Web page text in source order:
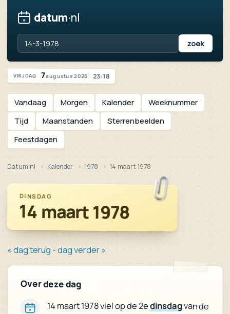
datum·nl
Vandaag is het vrijdag 7 augustus 2026
VRIJDAG 7augustus 2026 23:18
Vandaag Morgen Kalender
Weeknummer
Tijd
Maanstanden
Sterrenbeelden
Feestdagen
Datum.nl Kalender 1978 14 maart 1978
DINSDAG
14 maart 1978
« dag terug -dag verder »
Over deze dag
14 maart 1978 viel op de 2edinsdagvan de